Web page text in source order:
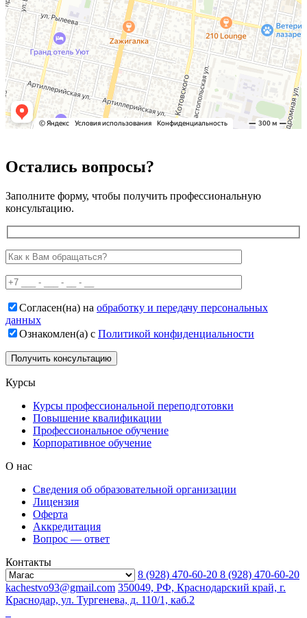
Остались вопросы?
Заполните форму, чтобы получить профессиональную
консультацию.
Согласен(на) на обработку и передачу персональных
данных
Ознакомлен(а) с Политикой конфиденциальности
Курсы
Курсы профессиональной переподготовки
Повышение квалификации
Профессиональное обучение
Корпоративное обучение
О нас
Сведения об образовательной организации
Лицензия
Оферта
Аккредитация
Вопрос — ответ
Контакты
8 (928) 470-60-20 8 (928) 470-60-20
kachestvo93@gmail.com 350049, РФ, Краснодарский край, г.
Краснодар, ул. Тургенева, д. 110/1, каб.2